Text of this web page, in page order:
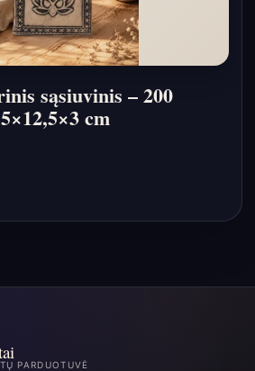
sąsiuvinis – 200
cm
PARDUOTUVĖ